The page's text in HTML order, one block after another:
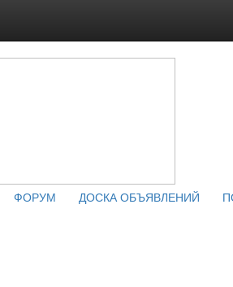
ФОРУМ ДОСКА ОБЪЯВЛЕНИЙ